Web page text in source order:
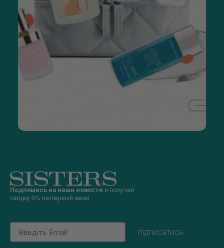
Подпишись на наши новости и получай
скидку 5% на первый заказ
Email
підписатись